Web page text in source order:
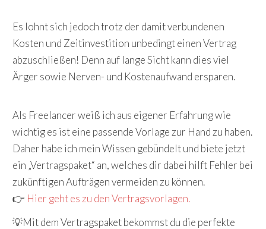
Es lohnt sich jedoch trotz der damit verbundenen
Kosten und Zeitinvestition unbedingt einen Vertrag
abzuschließen! Denn auf lange Sicht kann dies viel
Ärger sowie Nerven- und Kostenaufwand ersparen.
Als Freelancer weiß ich aus eigener Erfahrung wie
wichtig es ist eine passende Vorlage zur Hand zu haben.
Daher habe ich mein Wissen gebündelt und biete jetzt
ein „Vertragspaket“ an, welches dir dabei hilft Fehler bei
zukünftigen Aufträgen vermeiden zu können.
👉 Hier geht es zu den Vertragsvorlagen.
💡Mit dem Vertragspaket bekommst du die perfekte